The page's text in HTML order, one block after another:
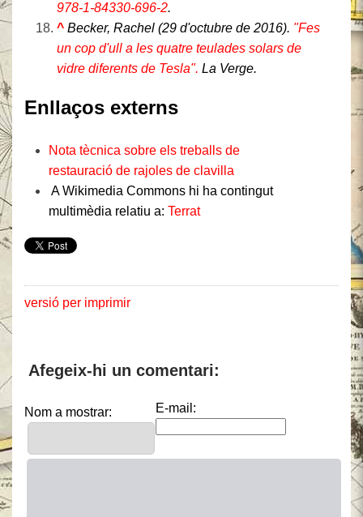
978-1-84330-696-2.
^ Becker, Rachel (29 d'octubre de 2016). "Fes
un cop d'ull a les quatre teulades solars de
vidre diferents de Tesla". La Verge.
Enllaços externs
Nota tècnica sobre els treballs de
restauració de rajoles de clavilla
A Wikimedia Commons hi ha contingut
multimèdia relatiu a: Terrat
versió per imprimir
Afegeix-hi un comentari:
Nom a mostrar: E-mail: